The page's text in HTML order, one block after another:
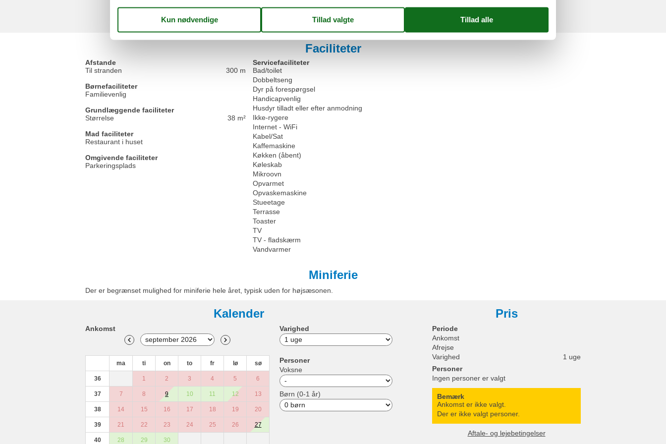
Faciliteter
Afstande
Til stranden
300 m
Børnefaciliteter
Familievenlig
Grundlæggende faciliteter
Størrelse
38 m²
Mad faciliteter
Restaurant i huset
Omgivende faciliteter
Parkeringsplads
Servicefaciliteter
Bad/toilet
Dobbeltseng
Dyr på forespørgsel
Handicapvenlig
Husdyr tilladt eller efter anmodning
Ikke-rygere
Internet - WiFi
Kabel/Sat
Kaffemaskine
Køkken (åbent)
Køleskab
Mikroovn
Opvarmet
Opvaskemaskine
Stueetage
Terrasse
Toaster
TV
TV - fladskærm
Vandvarmer
Miniferie
Der er begrænset mulighed for miniferie hele året, typisk uden for højsæsonen.
Kalender
Ankomst
ma ti on to fr lø sø
36 1 2 3 4 5 6
37 7 8 9 10 11 12 13
38 14 15 16 17 18 19 20
39 21 22 23 24 25 26 27
40 28 29 30
Varighed
Personer
Voksne
Børn (0-1 år)
Pris
Periode
Ankomst
Afrejse
Varighed
1 uge
Personer
Ingen personer er valgt
Bemærk
Ankomst er ikke valgt.
Der er ikke valgt personer.
Aftale- og lejebetingelser